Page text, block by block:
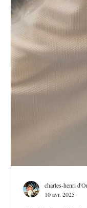
charles-henri
10 avr. 2025